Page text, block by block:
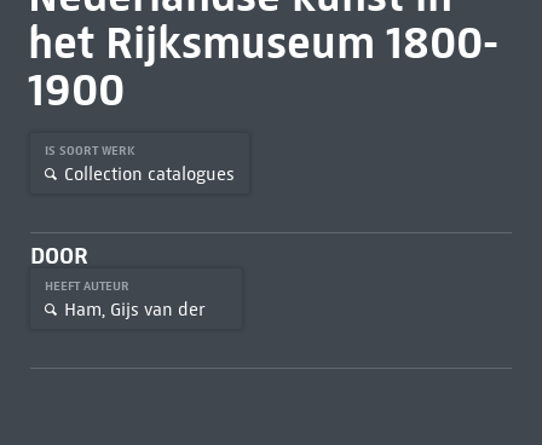
het Rijksmuseum 1800-
1900
IS SOORT WERK
Collection catalogues
DOOR
HEEFT AUTEUR
Ham, Gijs van der